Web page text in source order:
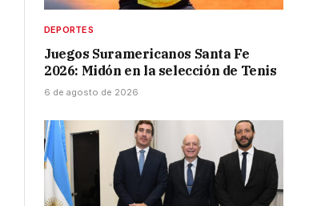
DEPORTES
Juegos Suramericanos Santa Fe
2026: Midón en la selección de Tenis
6 de agosto de 2026